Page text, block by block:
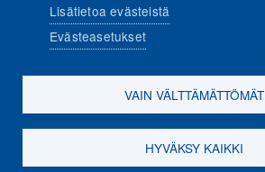
Sosiaalinen media
Evästeasetukset
Lisätietoa evästeistä
Evästeasetukset
VAIN VÄLTTÄMÄTTÖMÄT
HYVÄKSY KAIKKI